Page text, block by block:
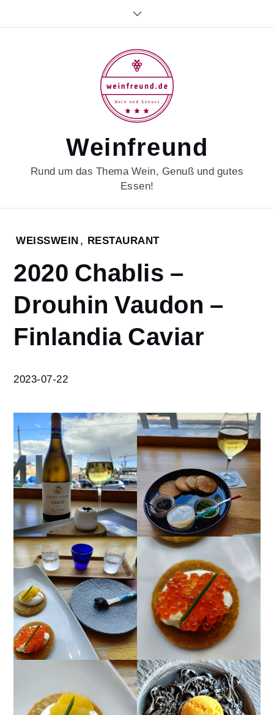
Weinfreund
Rund um das Thema Wein, Genuß und gutes
Essen!
Home
Juli
2020
Chablis
–
Drouhin
Vaudon
Finlandia
WEISSWEIN , RESTAURANT
2020 Chablis –
Drouhin Vaudon –
Finlandia Caviar
2023-07-22